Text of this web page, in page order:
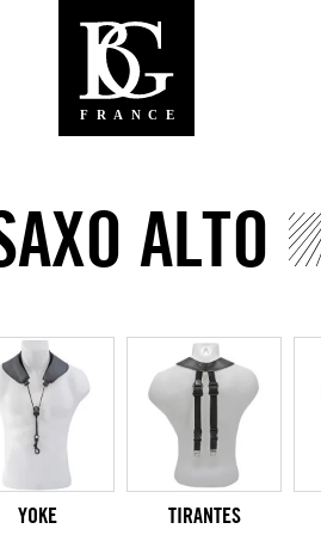
ALTO
YOKE TIRANTES